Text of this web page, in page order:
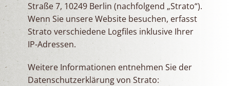
Straße 7, 10249 Berlin (nachfolgend „Strato“).
Wenn Sie unsere Website besuchen, erfasst
Strato verschiedene Logfiles inklusive Ihrer
IP-Adressen.
Weitere Informationen entnehmen Sie der
Datenschutzerklärung von Strato: